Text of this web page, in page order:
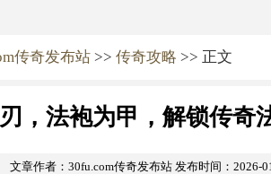
传奇发布站 >> 传奇攻略 >> 正文
，法袍为甲，解锁传奇
文章作者：30fu.com传奇发布站 发布时间：2026-